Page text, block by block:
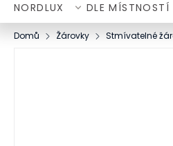
NORDLUX DLE MÍSTNOSTÍ
Domů Žárovky Stmívatelné